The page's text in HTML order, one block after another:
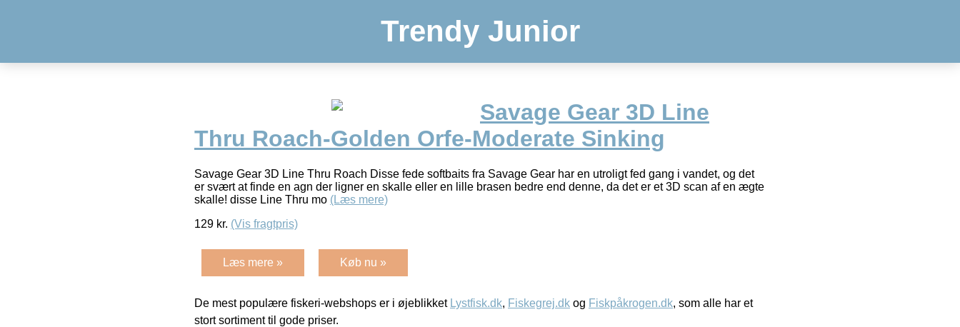
Trendy Junior
Savage Gear 3D Line
Thru Roach-Golden Orfe-Moderate Sinking
Savage Gear 3D Line Thru Roach Disse fede softbaits fra Savage Gear har en utroligt fed gang i vandet, og det
er svært at finde en agn der ligner en skalle eller en lille brasen bedre end denne, da det er et 3D scan af en ægte
skalle! disse Line Thru mo (Læs mere)
129 kr. (Vis fragtpris)
Læs mere » Køb nu »
De mest populære fiskeri-webshops er i øjeblikket Lystfisk.dk, Fiskegrej.dk og Fiskpåkrogen.dk, som alle har et
stort sortiment til gode priser.